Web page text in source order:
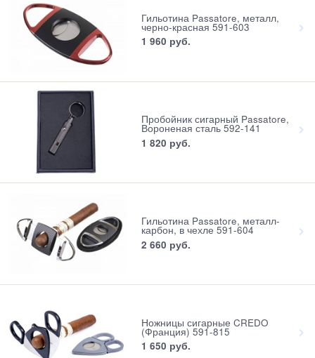
Гильотина Passatore, металл,
черно-красная 591-603
1 960 руб.
Пробойник сигарный Passatore,
Вороненая сталь 592-141
1 820 руб.
Гильотина Passatore, металл-
карбон, в чехле 591-604
2 660 руб.
Ножницы сигарные CREDO
(Франция) 591-815
1 650 руб.